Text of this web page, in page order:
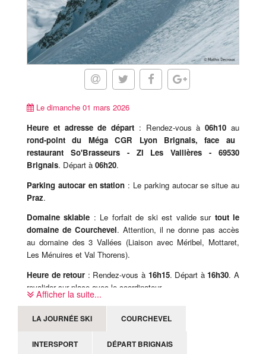
Le dimanche 01 mars 2026
Heure et adresse de départ : Rendez-vous à06h10au
rond-point du Méga CGR Lyon Brignais, face au
restaurant So'Brasseurs - ZI Les Vallières - 69530
Brignais. Départ à 06h20.
Parking autocar en station : Le parking autocar se situe au
Praz.
Domaine skiable : Le forfait de ski est valide sur tout le
domaine de Courchevel. Attention, il ne donne pas accès
au domaine des 3 Vallées (Liaison avec Méribel, Mottaret,
Les Ménuires et Val Thorens).
Heure de retour : Rendez-vous à 16h15. Départ à16h30. A
revalider sur place avec le coordinateur.
Attention, le mauvais temps ou encore le manque de
neige ne sont pas des motifs d'annulation valables de la
part d'un participant.
Afficher la suite...
LA JOURNÉE SKI COURCHEVEL
INTERSPORT DÉPART BRIGNAIS